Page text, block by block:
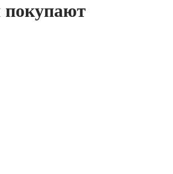
покупают